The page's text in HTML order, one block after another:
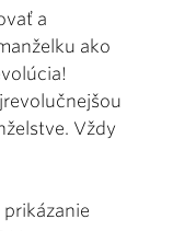
a
ako
Vždy